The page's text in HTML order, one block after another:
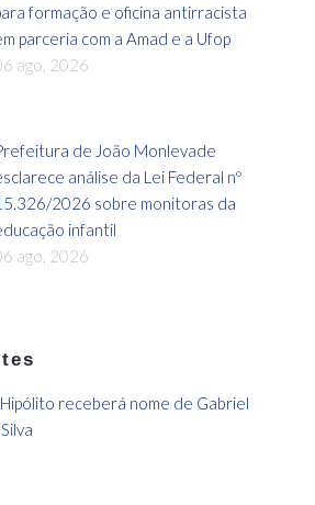
formação e oficina antirracista
parceria com a Amad e a Ufop
ago, 2026
de João Monlevade
análise da Lei Federal nº
2026 sobre monitoras da
infantil
ago, 2026
receberá nome de Gabriel